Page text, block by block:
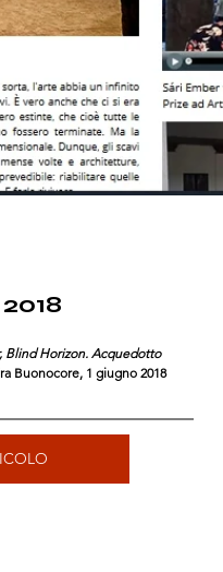
Blind Horizon. Acquedotto
Buonocore, 1 giugno 2018